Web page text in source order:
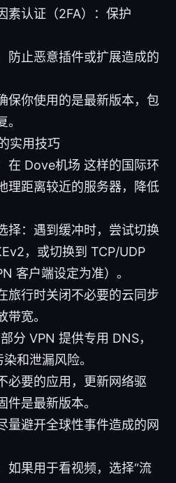
素认证（2FA）：保护
防止恶意插件或扩展造成的
保你使用的是最新版本，包
实用技巧
在 Dove机场 这样的国际环
理距离较近的服务器，降低
择：遇到缓冲时，尝试切换
，或切换到 TCP/UDP
客户端设定为准）。
旅行时关闭不必要的云同步
宽。
分 VPN 提供专用 DNS，
和泄漏风险。
必要的应用，更新网络驱
件是最新版本。
量避开全球性事件造成的网
如果用于看视频，选择“流